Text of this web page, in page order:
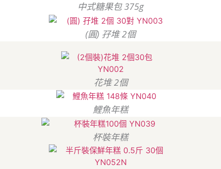
中式糖果包 375g
(圓) 孖堆 2個
花堆 2個
鯉魚年糕
杯裝年糕